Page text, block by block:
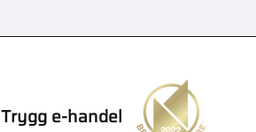
Trygg e-handel